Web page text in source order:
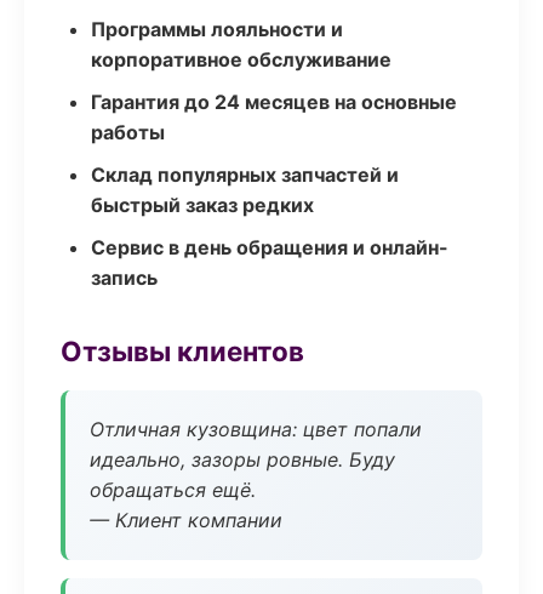
Программы лояльности и
корпоративное обслуживание
Гарантия до 24 месяцев на основные
работы
Склад популярных запчастей и
быстрый заказ редких
Сервис в день обращения и онлайн-
запись
Отзывы клиентов
Отличная кузовщина: цвет попали
идеально, зазоры ровные. Буду
обращаться ещё.
— Клиент компании